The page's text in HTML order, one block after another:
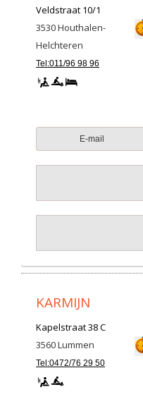
Veldstraat 10/1
3530Houthalen-
Helchteren
Tel:011/96 98 96
E-mail
KARMIJN
Kapelstraat 38 C
3560Lummen
Tel:0472/76 29 50